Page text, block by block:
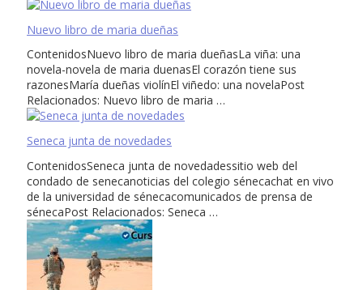
Nuevo libro de maria dueñas
ContenidosNuevo libro de maria dueñasLa viña: una
novela-novela de maria duenasEl corazón tiene sus
razonesMaría dueñas violínEl viñedo: una novelaPost
Relacionados: Nuevo libro de maria …
Seneca junta de novedades
ContenidosSeneca junta de novedadessitio web del
condado de senecanoticias del colegio sénecachat en vivo
de la universidad de sénecacomunicados de prensa de
sénecaPost Relacionados: Seneca …